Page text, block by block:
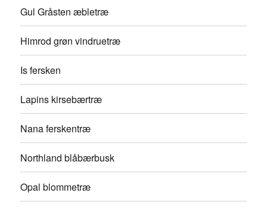
Gul Gråsten æbletræ
Himrod grøn vindruetræ
Is fersken
Lapins kirsebærtræ
Nana ferskentræ
Northland blåbærbusk
Opal blommetræ